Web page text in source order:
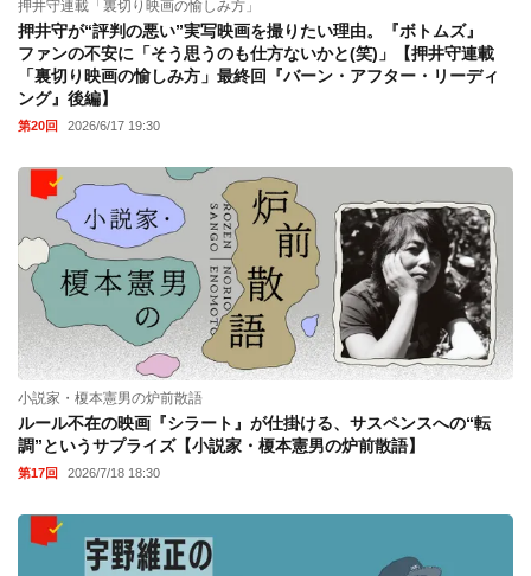
押井守連載「裏切り映画の愉しみ方」
押井守が“評判の悪い”実写映画を撮りたい理由。『ボトムズ』
ファンの不安に「そう思うのも仕方ないかと(笑)」【押井守連載
「裏切り映画の愉しみ方」最終回『バーン・アフター・リーディ
ング』後編】
第20回 2026/6/17 19:30
小説家・榎本憲男の炉前散語
ルール不在の映画『シラート』が仕掛ける、サスペンスへの“転
調”というサプライズ【小説家・榎本憲男の炉前散語】
第17回 2026/7/18 18:30